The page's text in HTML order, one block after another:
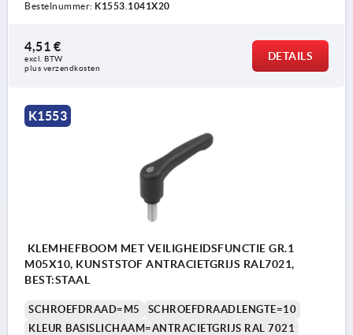
Bestelnummer: K1553.1041X20
4,51 €
excl. BTW
plus verzendkosten
DETAILS
K1553
KLEMHEFBOOM MET VEILIGHEIDSFUNCTIE GR.1
M05X10, KUNSTSTOF ANTRACIETGRIJS RAL7021,
BEST:STAAL
SCHROEFDRAAD=M5
SCHROEFDRAADLENGTE=10
KLEUR BASISLICHAAM=ANTRACIETGRIJS RAL 7021